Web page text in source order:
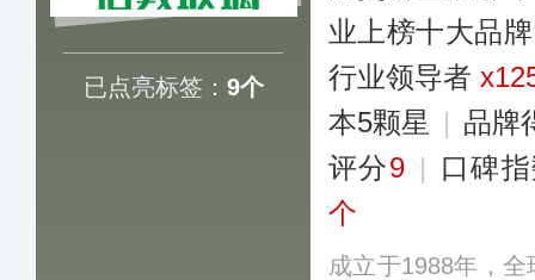
已点亮标签： 9个
业上榜十大品牌
行业领导者
本5颗星 | 品牌
评分9 | 口碑
个
成立于1988年，